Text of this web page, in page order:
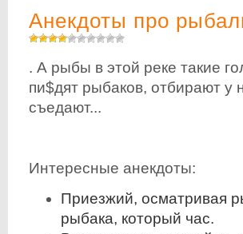
Анекдоты про
. А рыбы в этой реке такие
пи$дят рыбаков, отбирают у
съедают...
Интересные анекдоты:
Приезжий, осматривая
рыбака, который час.